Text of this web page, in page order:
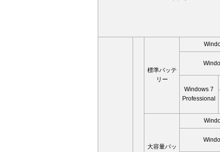
標準バッテ
リー
Windows 7
Professional
大容量バッ